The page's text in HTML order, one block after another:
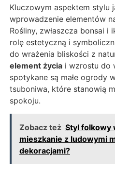
Kluczowym aspektem stylu
wprowadzenie elementów
Rośliny, zwłaszcza bonsai i
rolę estetyczną i
do wrażenia bliskości z
element życia i wzrostu do
spotykane są małe ogrody
tsuboniwa, które stanowią
spokoju.
Zobacz też Styl folkowy
mieszkanie z ludowymi
dekoracjami?